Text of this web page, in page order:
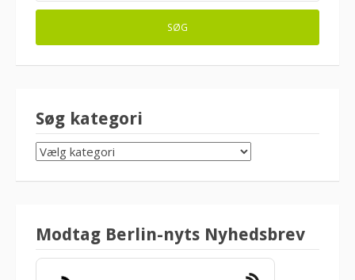
Søg kategori
SØG
Modtag Berlin-nyts Nyhedsbrev